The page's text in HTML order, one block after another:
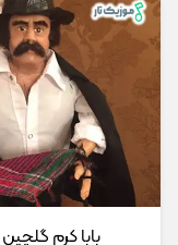
بابا کرم گلچین